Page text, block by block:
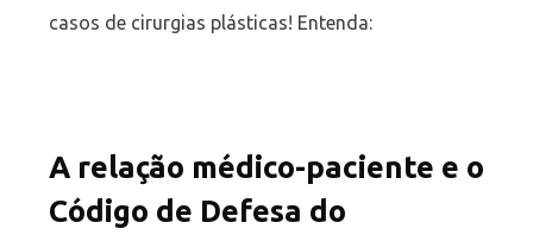
casos de cirurgias plásticas! Entenda:
A relação médico-paciente e o
Código de Defesa do